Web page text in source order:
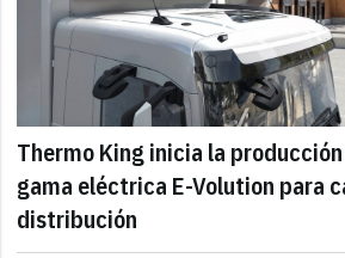
Thermo King inicia la
gama eléctrica E-Volution para
distribución